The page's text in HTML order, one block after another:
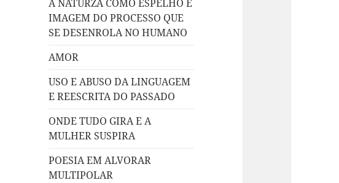
A NATURZA COMO ESPELHO E
IMAGEM DO PROCESSO QUE
SE DESENROLA NO HUMANO
AMOR
USO E ABUSO DA LINGUAGEM
E REESCRITA DO PASSADO
ONDE TUDO GIRA E A
MULHER SUSPIRA
POESIA EM ALVORAR
MULTIPOLAR